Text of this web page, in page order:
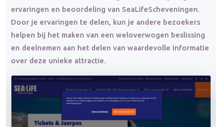
ervaringen en beoordeling van SeaLifeScheveningen.
Door je ervaringen te delen, kun je andere bezoekers
helpen bij het maken van een weloverwogen beslissing
en deelnemen aan het delen van waardevolle informatie
over deze unieke attractie.